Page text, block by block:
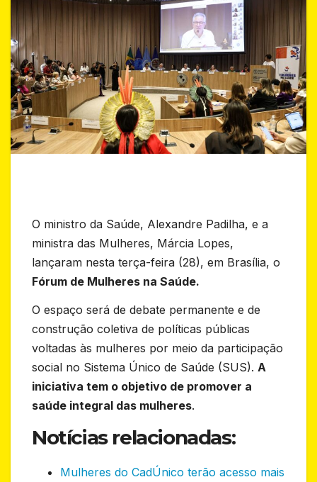
O ministro da Saúde, Alexandre Padilha, e a
ministra das Mulheres, Márcia Lopes,
lançaram nesta terça-feira (28), em Brasília, o
Fórum de Mulheres na Saúde.
O espaço será de debate permanente e de
construção coletiva de políticas públicas
voltadas às mulheres por meio da participação
social no Sistema Único de Saúde (SUS). A
iniciativa tem o objetivo de promover a
saúde integral das mulheres.
Notícias relacionadas:
Mulheres do CadÚnico terão acesso mais